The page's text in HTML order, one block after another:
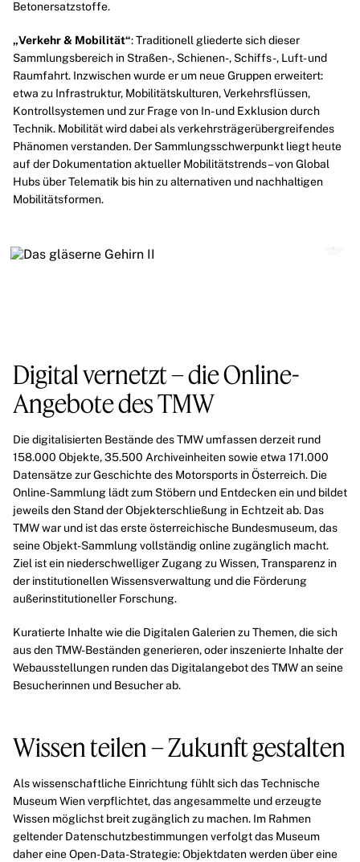
Betonersatzstoffe.
„Verkehr & Mobilität“: Traditionell gliederte sich dieser
Sammlungsbereich in Straßen-, Schienen-, Schiffs-, Luft- und
Raumfahrt. Inzwischen wurde er um neue Gruppen erweitert:
etwa zu Infrastruktur, Mobilitätskulturen,Verkehrsflüssen,
Kontrollsystemen und zur Frage von In- und Exklusion durch
Technik. Mobilität wird dabei als verkehrsträgerübergreifendes
Phänomen verstanden. Der Sammlungsschwerpunkt liegt heute
auf der Dokumentation aktueller Mobilitätstrends – von Global
Hubs über Telematik bis hin zu alternativen und nachhaltigen
Mobilitätsformen.
Digital vernetzt – die Online-
Angebote des TMW
Die digitalisierten Bestände des TMW umfassen derzeit rund
158.000 Objekte, 35.500 Archiveinheiten sowie etwa 171.000
Datensätze zur Geschichte des Motorsports in Österreich. Die
Online-Sammlung lädt zum Stöbern und Entdecken ein und bildet
jeweils den Stand der Objekterschließung in Echtzeit ab. Das
TMW war und ist das erste österreichische Bundesmuseum, das
seineObjekt-Sammlungvollständig online zugänglich macht.
Ziel ist ein niederschwelliger Zugang zu Wissen, Transparenz in
der institutionellen Wissensverwaltung und die Förderung
außerinstitutioneller Forschung.
Kuratierte Inhalte wie die Digitalen Galerienzu Themen, die sich
aus den TMW-Beständen generieren, oder inszenierte Inhalte der
Webausstellungen runden das Digitalangebot des TMW an seine
Besucherinnen und Besucher ab.
Wissen teilen – Zukunft gestalten
Als wissenschaftliche Einrichtung fühlt sich das Technische
Museum Wien verpflichtet, das angesammelte und erzeugte
Wissen möglichst breit zugänglich zu machen. Im Rahmen
geltender Datenschutzbestimmungen verfolgt das Museum
daher eine Open-Data-Strategie: Objektdaten werden über eine